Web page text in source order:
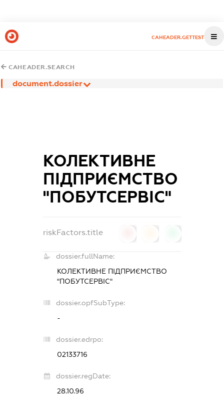
CAHEADER.GETTEST
CAHEADER.SEARCH
document.dossier
КОЛЕКТИВНЕ
ПІДПРИЄМСТВО
"ПОБУТСЕРВІС"
riskFactors.title
dossier.fullName:
КОЛЕКТИВНЕ ПІДПРИЄМСТВО
"ПОБУТСЕРВІС"
dossier.opfSubType:
-
dossier.edrpo:
02133716
dossier.regDate:
28.10.96